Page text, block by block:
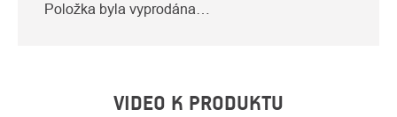
Položka byla vyprodána…
VIDEO K PRODUKTU